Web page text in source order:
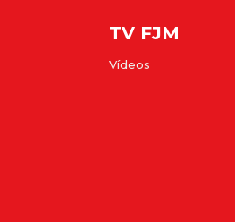
TV FJM
Vídeos